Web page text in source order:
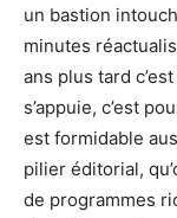
un bastion
minutes
ans plus tard
s’appuie, c’est
est formidable
pilier éditorial,
de programmes